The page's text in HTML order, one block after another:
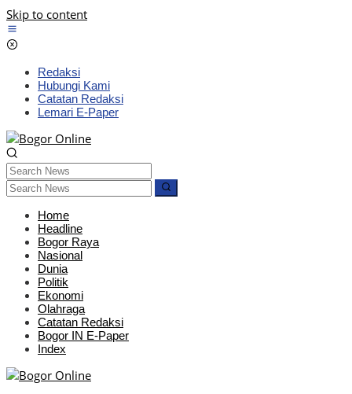
Skip to content
Redaksi
Hubungi Kami
Catatan Redaksi
Lemari E-Paper
Home
Headline
Bogor Raya
Nasional
Dunia
Politik
Ekonomi
Olahraga
Catatan Redaksi
Bogor IN E-Paper
Index